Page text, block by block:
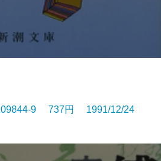
9 737円 1991/12/24